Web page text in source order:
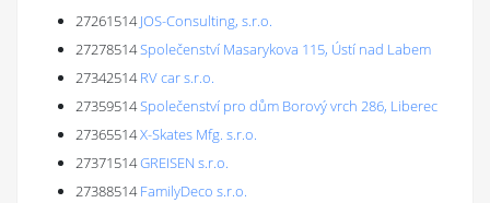
27261514 JOS-Consulting, s.r.o.
27278514Společenství Masarykova 115, Ústí nad Labem
27342514 RV car s.r.o.
27359514Společenství pro dům Borový vrch 286, Liberec
27365514X-Skates Mfg. s.r.o.
27371514GREISEN s.r.o.
27388514 FamilyDeco s.r.o.